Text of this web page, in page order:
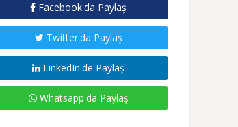
Facebook'da Paylaş
Twitter'da Paylaş
LinkedIn'de Paylaş
Whatsapp'da Paylaş